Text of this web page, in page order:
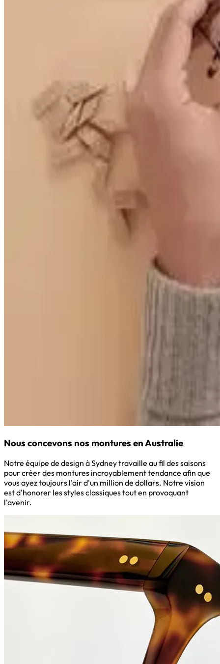
Nous concevons nos montures en Australie
Notre équipe de design à Sydney travaille au fil des saisons
pour créer des montures incroyablement tendance afin que
vous ayez toujours l'air d'un million de dollars. Notre vision
est d'honorer les styles classiques tout en provoquant
l'avenir.